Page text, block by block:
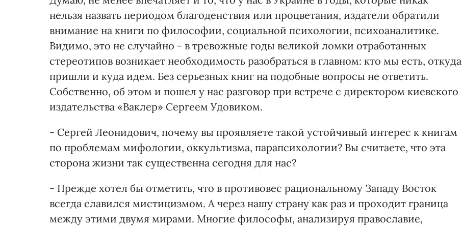
нельзя назвать периодом благоденствия или процветания, издатели обратили
внимание на книги по философии, социальной психологии, психоаналитике.
Видимо, это не случайно - в тревожные годы великой ломки отработанных
стереотипов возникает необходимость разобраться в главном: кто мы есть, откуда
пришли и куда идем. Без серьезных книг на подобные вопросы не ответить.
Собственно, об этом и пошел у нас разговор при встрече с директором киевского
издательства «Ваклер» Сергеем Удовиком.
- Сергей Леонидович, почему вы проявляете такой устойчивый интерес к книгам
по проблемам мифологии, оккультизма, парапсихологии? Вы считаете, что эта
сторона жизни так существенна сегодня для нас?
- Прежде хотел бы отметить, что в противовес рациональному Западу Восток
всегда славился мистицизмом. А через нашу страну как раз и проходит граница
между этими двумя мирами. Многие философы, анализируя православие,